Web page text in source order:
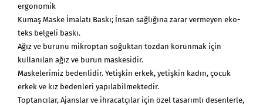
ergonomik
Kumaş Maske İmalatı Baskı; İnsan sağlığına zarar vermeyen eko-
teks belgeli baskı.
Ağız ve burunu mikroptan soğuktan tozdan korunmak için
kullanılan ağız ve burun maskesidir.
Maskelerimiz bedenlidir. Yetişkin erkek, yetişkin kadın, çocuk
erkek ve kız bedenleri yapılabilmektedir.
Toptancılar, Ajanslar ve ihracatçılar için özel tasarımlı desenlerle,